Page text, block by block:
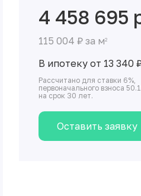
4 458 695
115 004 ₽ за м2
В ипотеку от 13 340
Рассчитано для ставки 6%,
первоначального взноса
на срок 30 лет.
Оставить заявку